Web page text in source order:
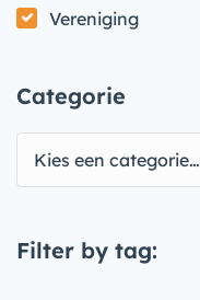
Vereniging
Categorie
Kies een categorie…
Filter by tag: